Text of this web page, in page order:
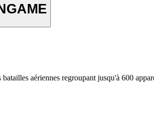
aériennes regroupant jusqu'à 600